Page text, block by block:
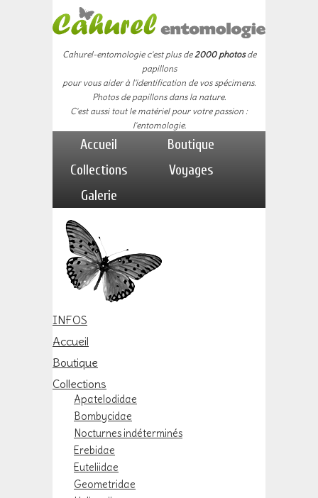
Cahurel-entomologie c'est plus de2000 photosde
papillons
pour vous aider à l'identification de vos spécimens.
Photos de papillons dans la nature.
C'est aussi tout le matériel pour votre passion :
l'entomologie.
Accueil
Boutique
Collections
Voyages
Galerie
INFOS
Accueil
Boutique
Collections
Apatelodidae
Bombycidae
Nocturnes indéterminés
Erebidae
Euteliidae
Geometridae